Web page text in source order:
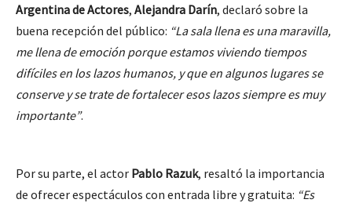
Argentina de Actores, Alejandra Darín, declaró sobre la
buena recepción del público: “La sala llena es una maravilla,
me llena de emoción porque estamos viviendo tiempos
difíciles en los lazos humanos, y que en algunos lugares se
conserve y se trate de fortalecer esos lazos siempre es muy
importante”.
Por su parte, el actor Pablo Razuk, resaltó la importancia
de ofrecer espectáculos con entrada libre y gratuita: “Es